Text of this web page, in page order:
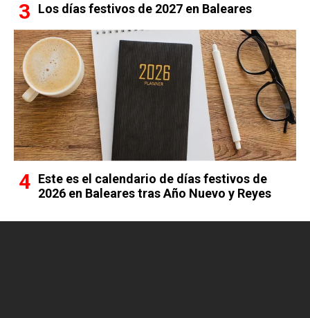
Los días festivos de 2027 en Baleares
Este es el calendario de días festivos de
2026 en Baleares tras Año Nuevo y Reyes